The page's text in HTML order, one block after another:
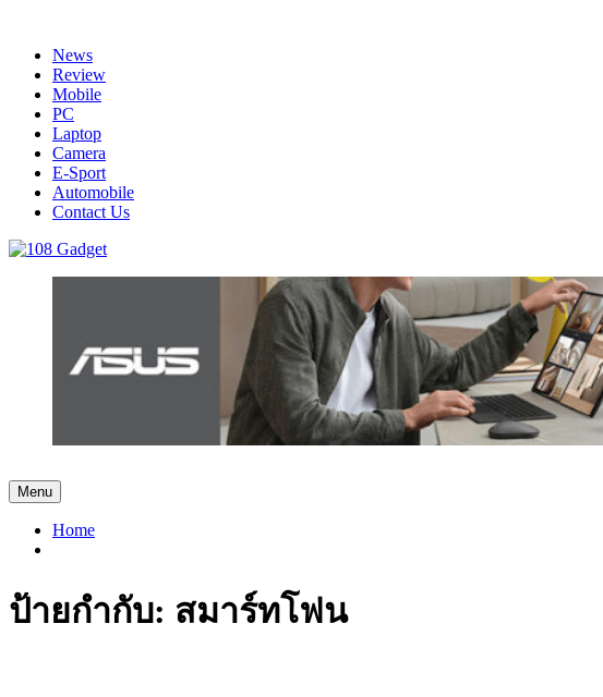
contentNews
Review
Mobile
PC
Laptop
Camera
E-Sport
Automobile
Contact Us
รวบรวมเรื่องราว Gadget IT ,Laptop, Smartphone , ยานยนต์
Menu
Home
ป้ายกำกับ: สมาร์ทโฟน